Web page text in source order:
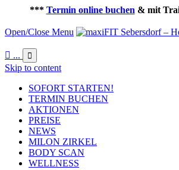
*** Termin online buchen & mit
Open/Close Menu
 ... 
Skip to content
SOFORT STARTEN!
TERMIN BUCHEN
AKTIONEN
PREISE
NEWS
MILON ZIRKEL
BODY SCAN
WELLNESS